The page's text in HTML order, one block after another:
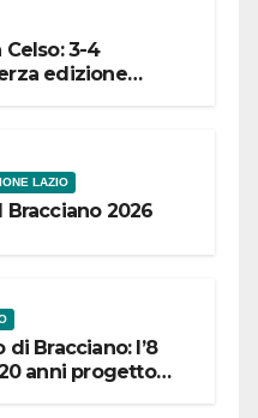
Celso: 3-4
edizione
LAZIO
Bracciano 2026
di Bracciano: l’8
anni progetto